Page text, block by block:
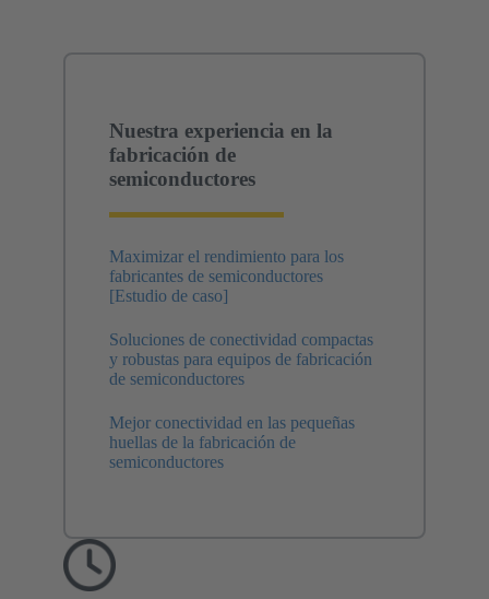
Nuestra experiencia en la
fabricación de
semiconductores
Maximizar el rendimiento para los
fabricantes de semiconductores
[Estudio de caso]
Soluciones de conectividad compactas
y robustas para equipos de fabricación
de semiconductores
Mejor conectividad en las pequeñas
huellas de la fabricación de
semiconductores